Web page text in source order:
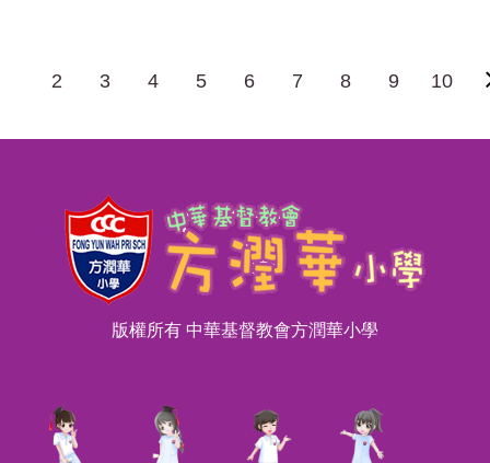
2 3 4 5 6 7 8 9 10
版權所有 中華基督教會方潤華小學